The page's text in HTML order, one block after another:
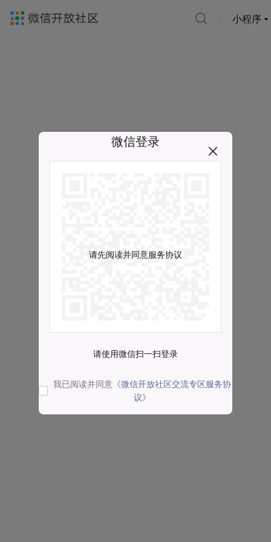
小程序
微信登录
请先阅读并同意服务协议
请使用微信扫一扫登录
我已阅读并同意 《微信开放社区交流专区服务协
议》